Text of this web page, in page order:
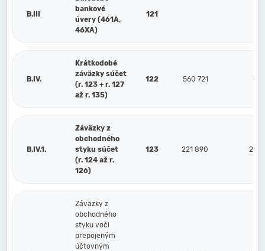
B.III
bankové
úvery (461A,
46XA)
121
B.IV.
Krátkodobé
záväzky súčet
(r. 123 + r. 127
až r. 135)
122 560 721 791
B.IV.1.
Záväzky z
obchodného
styku súčet
(r. 124 až r.
126)
123 221 890 245
Záväzky z
obchodného
styku voči
prepojeným
účtovným